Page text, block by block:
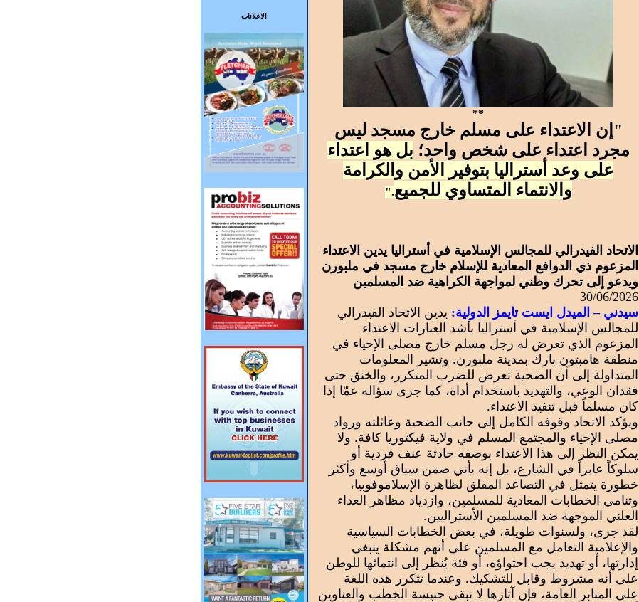
الاعلانات
**
" إن الاعتداء على مسلم خارج مسجد ليس
مجرد اعتداء على شخص واحد؛ بل هو اعتداء
على وعد أستراليا بتوفير الأمن والكرامة
والانتماء المتساوي للجميع."
الاتحاد الفيدرالي للمجالس الإسلامية في أستراليا يدين الاعتداء
المزعوم ذي الدوافع المعادية للإسلام خارج مسجد في ملبورن
ويدعو إلى تحرك وطني لمواجهة الكراهية ضد المسلمين
30/06/2026
سيدني – الميدل ايست تايمز الدولية: يدين الاتحاد الفيدرالي
للمجالس الإسلامية في أستراليا بأشد العبارات الاعتداء
المزعوم الذي تعرض له رجل مسلم خارج مصلى الإحياء في
منطقة هامبتون بارك بمدينة ملبورن. وتشير المعلومات
المتداولة إلى أن الضحية تعرض للضرب المتكرر، والخنق حتى
فقدان الوعي، والتهديد باستخدام أداة، كما جرى سؤاله عمّا إذا
كان مسلماً قبل تنفيذ الاعتداء.
ويؤكد الاتحاد وقوفه الكامل إلى جانب الضحية وعائلته ورواد
مصلى الإحياء والمجتمع المسلم في ولاية فيكتوريا كافة. ولا
يمكن النظر إلى هذا الاعتداء بوصفه حادثة عنف فردية أو
سلوكاً عابراً في الشارع، بل إنه يأتي ضمن سياق أوسع وأكثر
خطورة يتمثل في التصاعد المقلق لظاهرة الإسلاموفوبيا،
وتنامي الخطابات المعادية للمسلمين، وازدياد مظاهر العداء
العلني الموجهة ضد المسلمين الأستراليين.
لقد جرى، ولسنوات طويلة، في بعض الخطابات السياسية
والإعلامية التعامل مع المسلمين على أنهم مشكلة ينبغي
إدارتها، أو تهديد يجب احتواؤه، أو فئة يُنظر إلى انتمائها للوطن
على أنه مشروط وقابل للتشكيك. وعندما تتكرر هذه اللغة
على المنابر العامة، فإن آثارها لا تبقى حبيسة الخطب والعناوين